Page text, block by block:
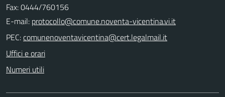
Fax: 0444/760156
E-mail:
PEC:
Uffici e orari
Numeri utili